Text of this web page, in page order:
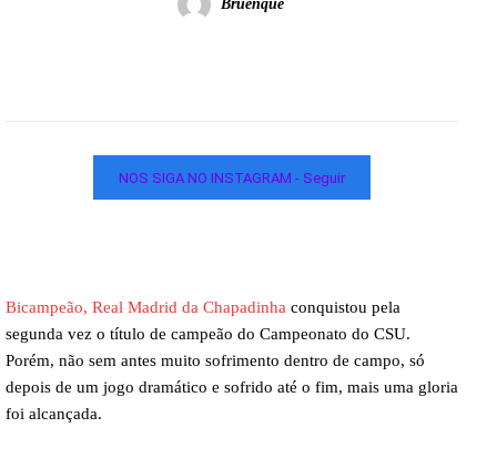
Bruenque
NOS SIGA NO INSTAGRAM - Seguir
Bicampeão, Real Madrid da Chapadinha conquistou pela
segunda vez o título de campeão do Campeonato do CSU.
Porém, não sem antes muito sofrimento dentro de campo, só
depois de um jogo dramático e sofrido até o fim, mais uma gloria
foi alcançada.